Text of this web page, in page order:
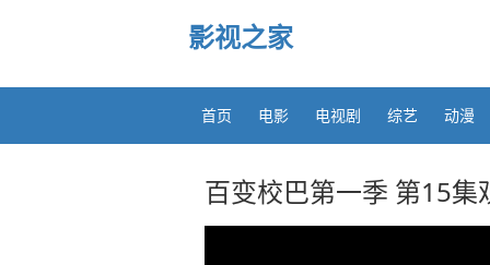
影视之家
首页 电影 电视剧 综艺 动漫
百变校巴第一季 第15集